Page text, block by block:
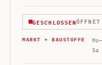
GESCHLOSSEN
MARKT + BAUSTOFFE
Sa